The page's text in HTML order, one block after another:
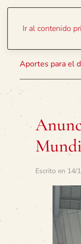
Ir al contenido
Aportes para el
Escrito en 14/